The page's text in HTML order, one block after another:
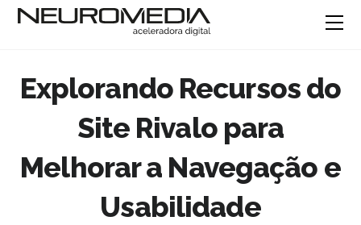
Explorando Recursos do
Site Rivalo para
Melhorar a Navegação e
Usabilidade